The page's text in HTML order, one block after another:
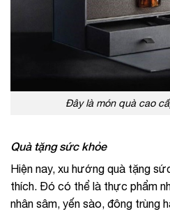
Đây là món quà cao
Quà tặng sức khỏe
Hiện nay, xu hướng quà tặng
thích. Đó có thể là thực phẩm
nhân sâm, yến sào, đông trùng